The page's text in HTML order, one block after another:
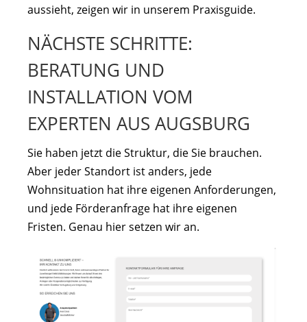
aussieht, zeigen wir in unserem Praxisguide.
NÄCHSTE SCHRITTE:
BERATUNG UND
INSTALLATION VOM
EXPERTEN AUS AUGSBURG
Sie haben jetzt die Struktur, die Sie brauchen.
Aber jeder Standort ist anders, jede
Wohnsituation hat ihre eigenen Anforderungen,
und jede Förderanfrage hat ihre eigenen
Fristen. Genau hier setzen wir an.